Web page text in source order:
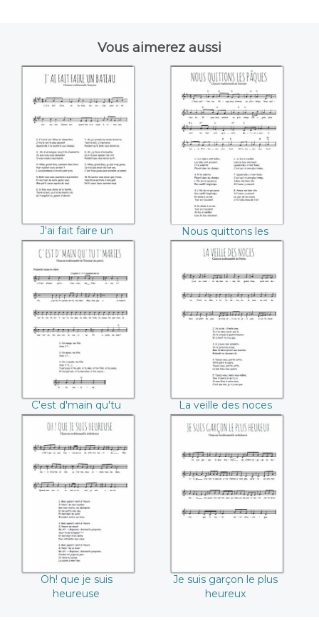
Vous aimerez aussi
J'ai fait faire un
bateau
J'ai fait faire un
bateau
Nous quittons les
Pâques
Nous quittons les
Pâques
C'est d'main qu'tu
t'maries
C'est d'main qu'tu
t'maries
La veille des noces
La veille des noces
Oh! que je suis
heureuse
Oh! que je suis
heureuse
Je suis garçon le
plus heureux
Je suis garçon le plus
heureux